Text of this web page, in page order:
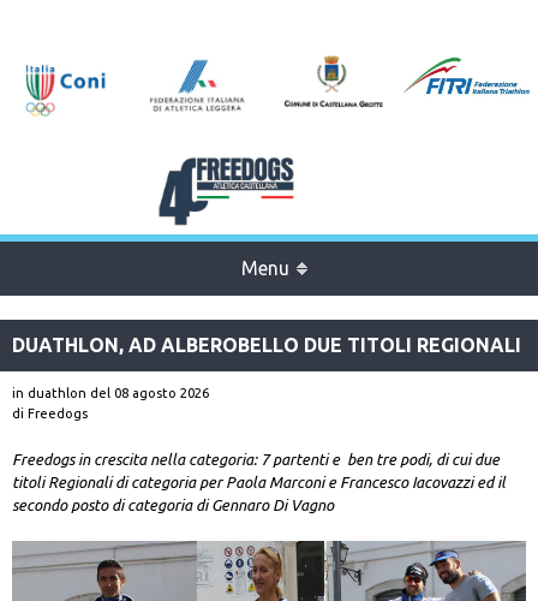
Menu
DUATHLON, AD ALBEROBELLO DUE TITOLI REGIONALI
in duathlon del 08 agosto 2026
di Freedogs
Freedogs in crescita nella categoria: 7 partenti e ben tre podi, di cui due
titoli Regionali di categoria per Paola Marconi e Francesco Iacovazzi ed il
secondo posto di categoria di Gennaro Di Vagno